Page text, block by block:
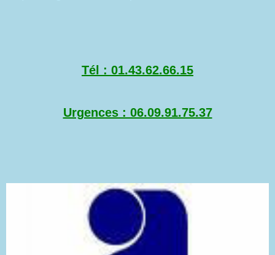
Tél : 01.43.62.66.15
Urgences : 06.09.91.75.37